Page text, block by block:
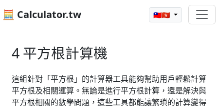
🧮 Calculator.tw 🇹🇼🇭🇰
4 平方根計算機
這組針對「平方根」的計算器工具能夠幫助用戶輕鬆計算
平方根及相關運算。無論是進行平方根計算，還是解決與
平方根相關的數學問題，這些工具都能讓繁瑣的計算變得